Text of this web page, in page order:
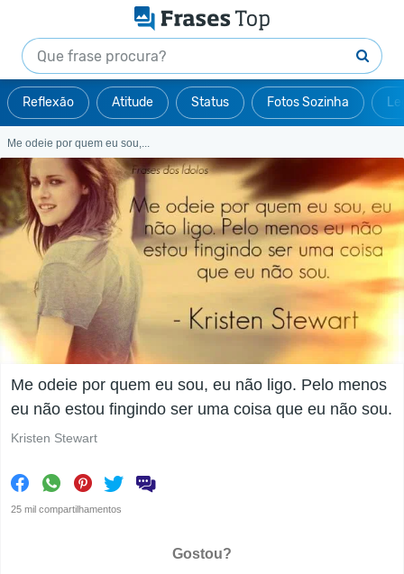
Reflexão Atitude Status Fotos Sozinha
Me odeie por quem eu sou,...
Me odeie por quem eu sou, eu não ligo. Pelo menos
eu não estou fingindo ser uma coisa que eu não sou.
Kristen Stewart
25 mil compartilhamentos
Gostou?